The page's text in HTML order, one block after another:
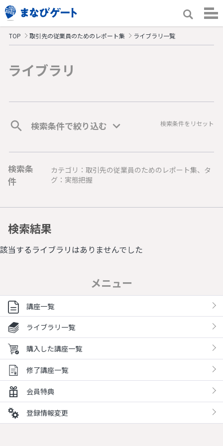
TOP 取引先の従業員のためのレポート集 ライブラリ一覧
ライブラリ
検索条件で絞り込む 検索条件をリセット
検索条
件
カテゴリ：取引先の従業員のためのレポート集、タ
グ：実態把握
検索結果
該当するライブラリはありませんでした
メニュー
講座一覧
ライブラリ一覧
購入した講座一覧
修了講座一覧
会員特典
登録情報変更